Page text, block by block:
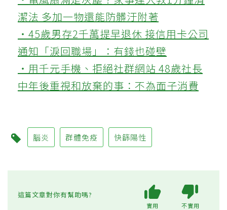
潔法 多加一物還能防髒汙附著
‧45歲男存2千萬提早退休 接信用卡公司
通知「淚回職場」：有錢也碰壁
‧用千元手機、拒絕社群網站 48歲社長
中年後重視和放棄的事：不為面子消費
腦炎 群體免疫 快篩陽性
這篇文章對你有幫助嗎?
實用 不實用